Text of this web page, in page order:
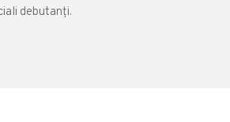
debutanți.